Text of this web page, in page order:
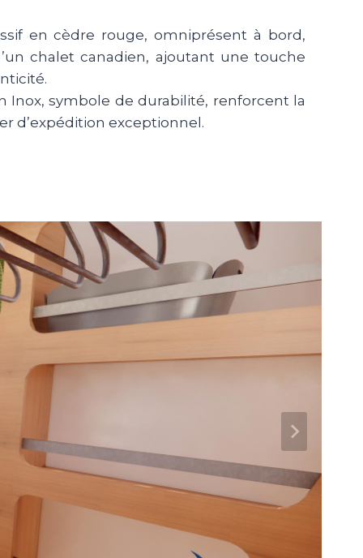
en cèdre rouge, omniprésent à bord,
chalet canadien, ajoutant une touche
Inox, symbole de durabilité, renforcent la
d’expédition exceptionnel.